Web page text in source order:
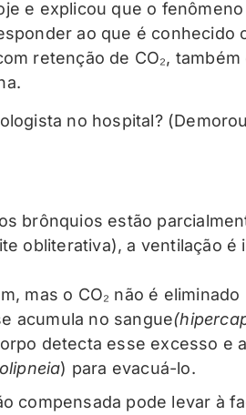
e explicou que o
ao que é conhecido
retenção de CO₂, também
no hospital?
brônquios estão
obliterativa), a ventilação é
mas o CO₂ não é eliminado
acumula no sangue
detecta esse excesso e
) para evacuá-lo.
compensada pode levar à